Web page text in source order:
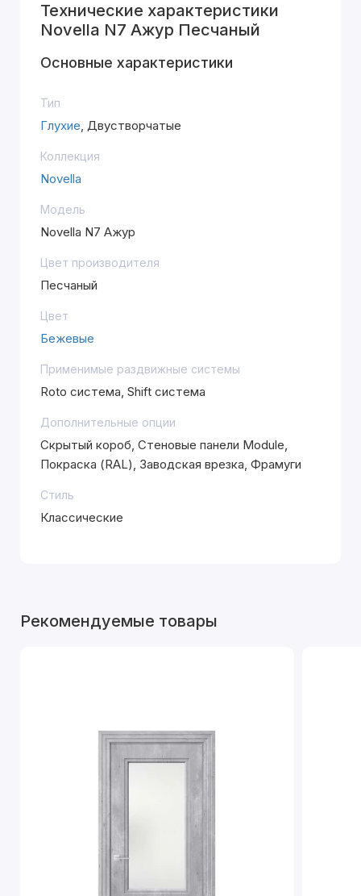
Технические характеристики
Novella N7 Ажур Песчаный
Основные характеристики
Тип
Глухие, Двустворчатые
Коллекция
Novella
Модель
Novella N7 Ажур
Цвет производителя
Песчаный
Цвет
Бежевые
Применимые раздвижные системы
Roto система, Shift система
Дополнительные опции
Скрытый короб, Стеновые панели Module,
Покраска (RAL), Заводская врезка, Фрамуги
Стиль
Классические
Рекомендуемые товары